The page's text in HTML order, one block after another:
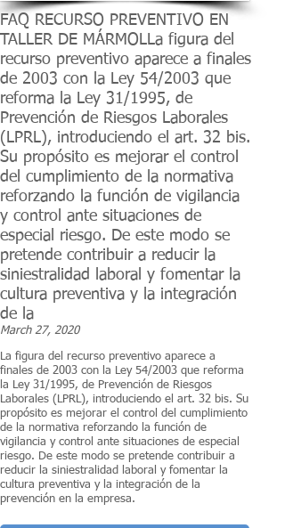
FAQ RECURSO PREVENTIVO EN
TALLER DE MÁRMOLLa figura del
recurso preventivo aparece a finales
de 2003 con la Ley 54/2003 que
reforma la Ley 31/1995, de
Prevención de Riesgos Laborales
(LPRL), introduciendo el art. 32 bis.
Su propósito es mejorar el control
del cumplimiento de la normativa
reforzando la función de vigilancia
y control ante situaciones de
especial riesgo. De este modo se
pretende contribuir a reducir la
siniestralidad laboral y fomentar la
cultura preventiva y la integración
de la
March 27, 2020
La figura del recurso preventivo aparece a
finales de 2003 con la Ley 54/2003 que reforma
la Ley 31/1995, de Prevención de Riesgos
Laborales (LPRL), introduciendo el art. 32 bis. Su
propósito es mejorar el control del cumplimiento
de la normativa reforzando la función de
vigilancia y control ante situaciones de especial
riesgo. De este modo se pretende contribuir a
reducir la siniestralidad laboral y fomentar la
cultura preventiva y la integración de la
prevención en la empresa.